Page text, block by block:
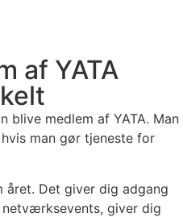
af YATA
blive medlem af YATA. Man
man gør tjeneste for
året. Det giver dig adgang
giver dig